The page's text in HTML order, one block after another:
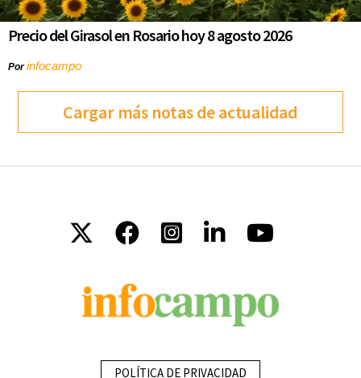
Precio del Girasol en Rosario hoy 8 agosto 2026
Porinfocampo
Cargar más notas de actualidad
POLÍTICA DE PRIVACIDAD